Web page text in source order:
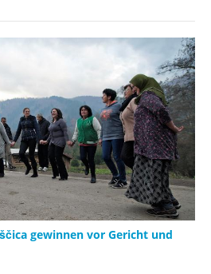
gewinnen vor Gericht und